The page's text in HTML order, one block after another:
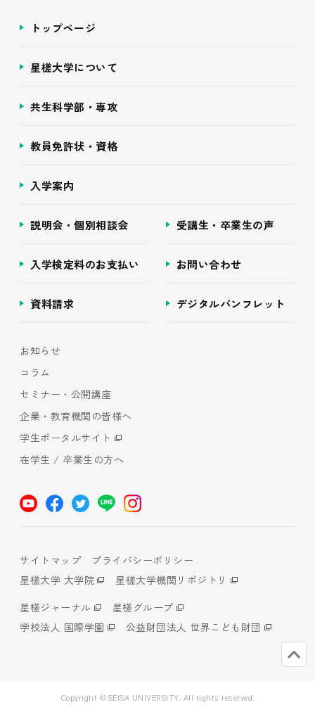
トップページ
星槎大学について
共生科学部・専攻
教員免許状・資格
入学案内
説明会・個別相談会 受講生・卒業生の声
入学検定料のお支払い お問い合わせ
資料請求 デジタルパンフレット
お知らせ
コラム
セミナー・公開講座
企業・教育機関の皆様へ
学生ポータルサイト
在学生 / 卒業生の方へ
サイトマップ
プライバシーポリシー
星槎大学 大学院
星槎大学機関リポジトリ
星槎ジャーナル
星槎グループ
学校法人 国際学園
公益財団法人 世界こども財団
Copyright © SEISA UNIVERSITY. All rights reserved.